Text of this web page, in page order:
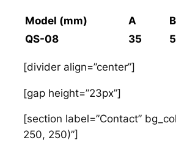
Standard rated flow P1
2300
The amount (L/min) P2
1700
Weight (g)
Model (mm) A B
QS-08
35
[divider align=”center”]
[gap height=”23px”]
[section label=”Contact”
250, 250)”]